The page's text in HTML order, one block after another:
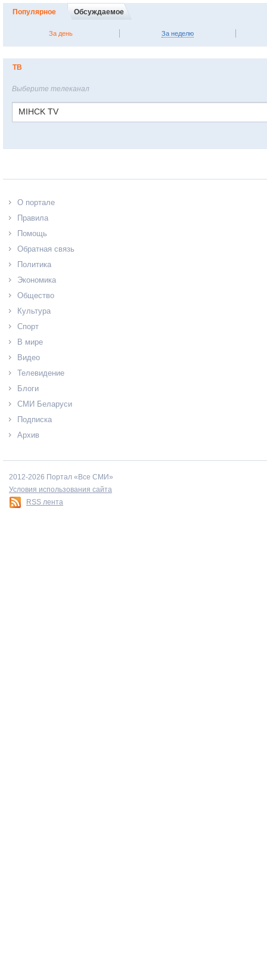
Популярное Обсуждаемое
За день За неделю
ТВ
Выберите телеканал
MIHCK TV
О портале
Правила
Помощь
Обратная связь
Политика
Экономика
Общество
Культура
Спорт
В мире
Видео
Телевидение
Блоги
СМИ Беларуси
Подписка
Архив
2012-2026 Портал «Все СМИ»
Условия использования сайта
RSS лента